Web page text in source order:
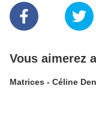
Vous aimerez
Matrices - Céline